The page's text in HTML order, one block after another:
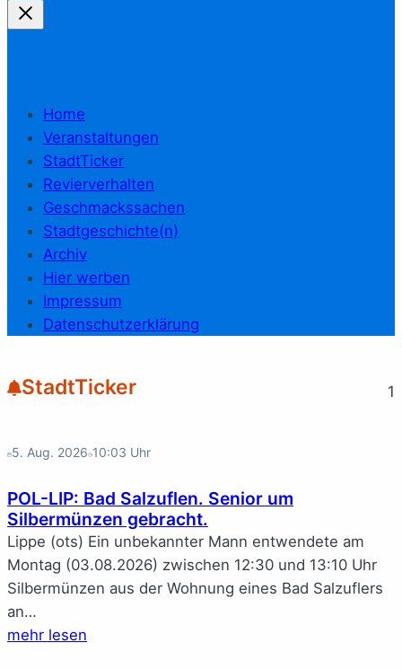
Home
Veranstaltungen
StadtTicker
Revierverhalten
Geschmackssachen
Stadtgeschichte(n)
Archiv
Hier werben
Impressum
Datenschutzerklärung
StadtTicker 1
5. Aug. 2026 10:03 Uhr
POL-LIP: Bad Salzuflen. Senior um
Silbermünzen gebracht.
Lippe (ots) Ein unbekannter Mann entwendete am
Montag (03.08.2026) zwischen 12:30 und 13:10 Uhr
Silbermünzen aus der Wohnung eines Bad Salzuflers
an…
mehr lesen